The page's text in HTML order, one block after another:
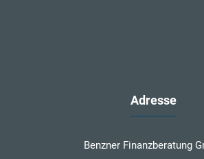
Adresse
Benzner Finanzberatung